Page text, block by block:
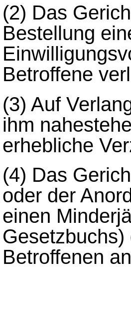
(2) Das
Bestellung
Betroffene
(3) Auf
ihm
erhebliche
(4) Das
oder der
einen
Betroffenen